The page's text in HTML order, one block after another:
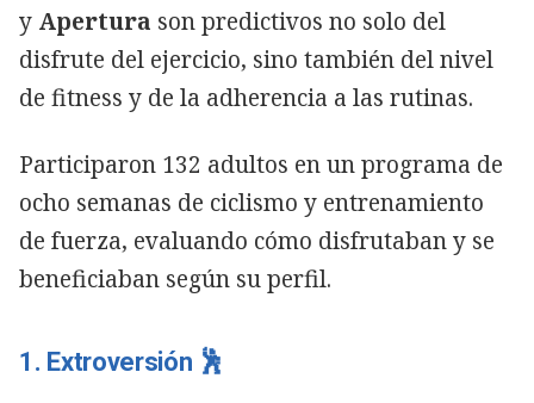
y Apertura son predictivos no solo del
disfrute del ejercicio, sino también del nivel
de fitness y de la adherencia a las rutinas.
Participaron 132 adultos en un programa de
ocho semanas de ciclismo y entrenamiento
de fuerza, evaluando cómo disfrutaban y se
beneficiaban según su perfil.
1. Extroversión 🕺